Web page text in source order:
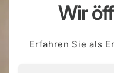
Wir
Erfahren Sie als